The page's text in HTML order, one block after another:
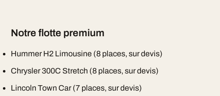
Notre flotte premium
Hummer H2 Limousine (8 places, sur devis)
Chrysler 300C Stretch (8 places, sur devis)
Lincoln Town Car (7 places, sur devis)